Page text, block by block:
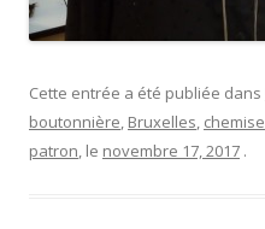
Cette entrée a été publiée dans
boutonnière Bruxelles chemise
patron , le novembre 17, 2017 .